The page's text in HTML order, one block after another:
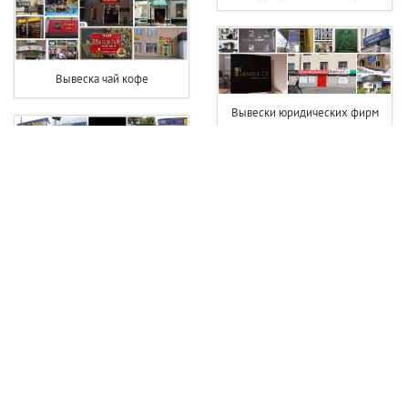
Вывески юридических фирм
Вывеска чай кофе